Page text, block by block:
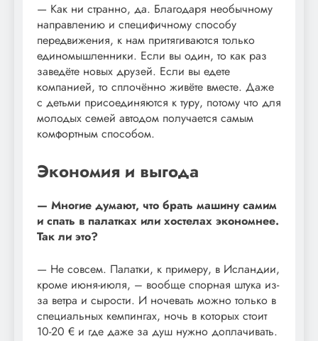
— Как ни странно, да. Благодаря необычному
направлению и специфичному способу
передвижения, к нам притягиваются только
единомышленники. Если вы один, то как раз
заведёте новых друзей. Если вы едете
компанией, то сплочённо живёте вместе. Даже
с детьми присоединяются к туру, потому что для
молодых семей автодом получается самым
комфортным способом.
Экономия и выгода
— Многие думают, что брать машину самим
и спать в палатках или хостелах экономнее.
Так ли это?
— Не совсем. Палатки, к примеру, в Исландии,
кроме июня-июля, – вообще спорная штука из-
за ветра и сырости. И ночевать можно только в
специальных кемпингах, ночь в которых стоит
10-20 € и где даже за душ нужно доплачивать.